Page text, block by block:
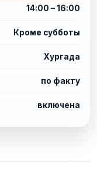
14:00 – 16:00
Кроме субботы
Хургада
по факту
включена